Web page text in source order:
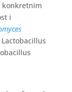
konkretnim
i